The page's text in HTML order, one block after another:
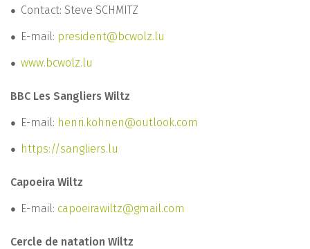
Contact: Steve SCHMITZ
E-mail: president@bcwolz.lu
www.bcwolz.lu
BBC Les Sangliers Wiltz
E-mail: henri.kohnen@outlook.com
https://sangliers.lu
Capoeira Wiltz
E-mail: capoeirawiltz@gmail.com
Cercle de natation Wiltz